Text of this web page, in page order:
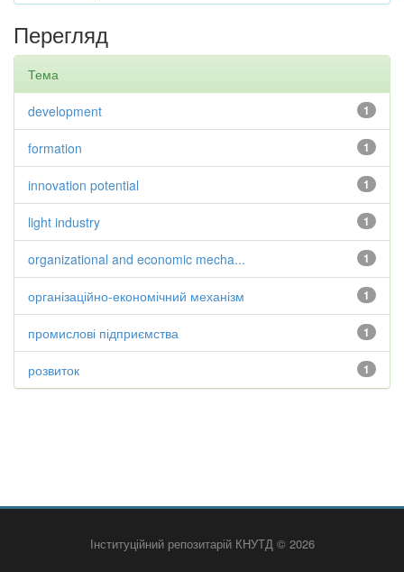
Перегляд
Тема
1
development
1
formation
1
innovation potential
1
light industry
1
organizational and economic mecha...
1
організаційно-економічний механізм
1
промислові підприємства
1
розвиток
Інституційний репозитарій КНУТД © 2026